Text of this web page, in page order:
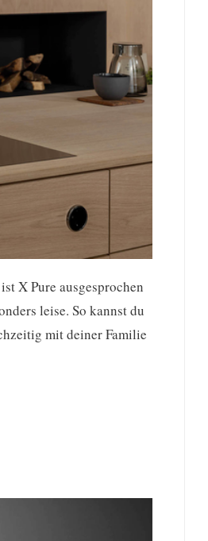
X Pure ausgesprochen
leise. So kannst du
mit deiner Familie